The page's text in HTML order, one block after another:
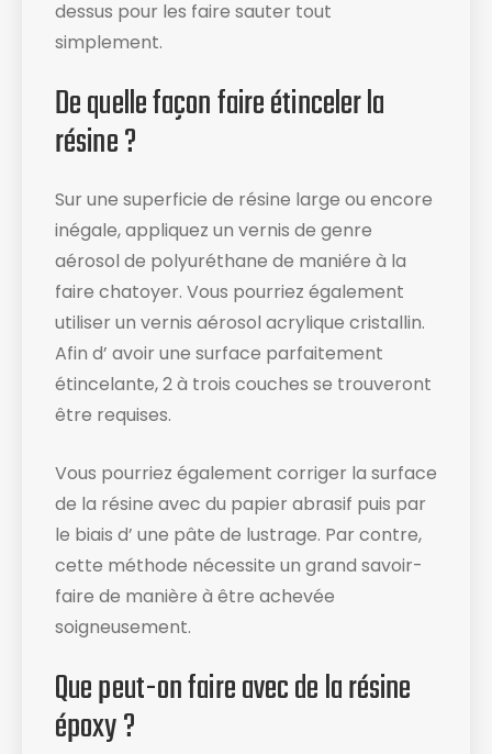
dessus pour les faire sauter tout
simplement.
De quelle façon faire étinceler la
résine ?
Sur une superficie de résine large ou encore
inégale, appliquez un vernis de genre
aérosol de polyuréthane de maniére à la
faire chatoyer. Vous pourriez également
utiliser un vernis aérosol acrylique cristallin.
Afin d’ avoir une surface parfaitement
étincelante, 2 à trois couches se trouveront
être requises.
Vous pourriez également corriger la surface
de la résine avec du papier abrasif puis par
le biais d’ une pâte de lustrage. Par contre,
cette méthode nécessite un grand savoir-
faire de manière à être achevée
soigneusement.
Que peut-on faire avec de la résine
époxy ?